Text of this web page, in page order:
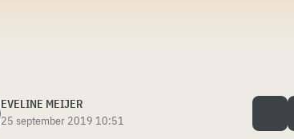
EVELINE MEIJER
25 september 2019 10:51